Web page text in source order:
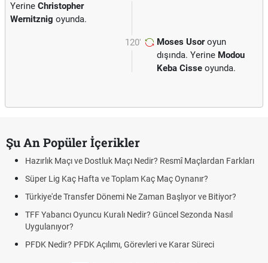
Yerine Christopher
Wernitznig oyunda.
120' Moses Usoroyun
dışında. Yerine Modou
Keba Cisse oyunda.
Şu An Popüler İçerikler
Hazırlık Maçı ve Dostluk Maçı Nedir? Resmî Maçlardan Farkları
Süper Lig Kaç Hafta ve Toplam Kaç Maç Oynanır?
Türkiye'de Transfer Dönemi Ne Zaman Başlıyor ve Bitiyor?
TFF Yabancı Oyuncu Kuralı Nedir? Güncel Sezonda Nasıl
Uygulanıyor?
PFDK Nedir? PFDK Açılımı, Görevleri ve Karar Süreci